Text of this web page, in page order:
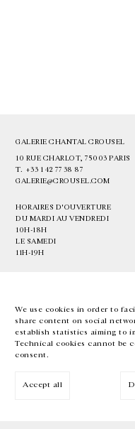
We use cookies in order to
share content on social
establish statistics aiming to
Technical cookies cannot be
consent.
Accept all
GALERIE CHANTAL CROUSEL
10 RUE CHARLOT, 75003 PARIS
T. +33 1 42 77 38 87
GALERIE@CROUSEL.COM
HORAIRES D'OUVERTURE
DU MARDI AU VENDREDI
10H-18H
LE SAMEDI
11H-19H
EN FR 中文 Facebook
Inscrivez-vous à notre newsletter